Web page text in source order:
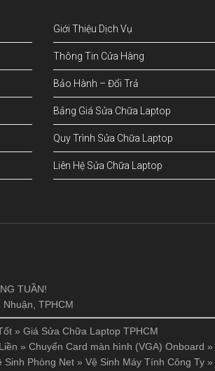
Giới Thiệu Dịch Vụ
Thông Tin Cửa Hàng
Bảo Hành – Đổi Trả
Bảng Giá Sửa Chữa Laptop
Quy Trình Sửa Chữa Laptop
Liên Hệ Sửa Chữa Laptop
TUẦN!
TPHCM
» Giá Sửa Chữa Laptop TPHCM
» Chuyển Card màn hình (VGA) Onboard »
Sinh Phòng Net » Vệ Sinh Máy Tính Công Ty »